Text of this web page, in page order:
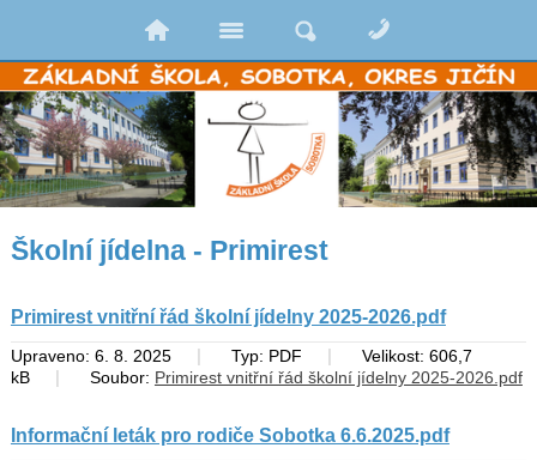
Školní jídelna - Primirest
Primirest vnitřní řád školní jídelny 2025-2026.pdf
Upraveno: 6. 8. 2025 Typ: PDF
Velikost: 606,7
kB
Soubor: Primirest vnitřní řád školní jídelny 2025-2026.pdf
Informační leták pro rodiče Sobotka 6.6.2025.pdf